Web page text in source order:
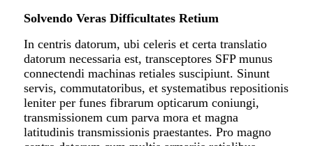
Solvendo Veras Difficultates Retium
In centris datorum, ubi celeris et certa translatio
datorum necessaria est, transceptores SFP munus
connectendi machinas retiales suscipiunt. Sinunt
servis, commutatoribus, et systematibus repositionis
leniter per funes fibrarum opticarum coniungi,
transmissionem cum parva mora et magna
latitudinis transmissionis praestantes. Pro magno